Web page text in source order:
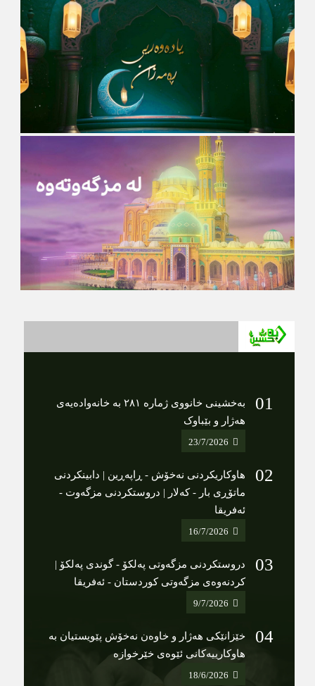
بەخشینی خانووی ژمارە ٢٨١ بە خانەوادەیەی
هەژار و بێباوک
23/7/2026
هاوکاریکردنى نەخۆش - ڕاپەڕین | دابینکردنی
ماتۆڕی بار - کەلار | دروستکردنی مزگەوت -
ئەفریقا
16/7/2026
دروستکردنی مزگەوتی پەلکۆ - گوندی پەلکۆ |
کردنەوەی مزگەوتی کوردستان - ئەفریقا
9/7/2026
خێزانێکی هەژار و خاوەن نەخۆش پێویستیان بە
هاوکارییەکانی ئێوەی خێرخوازە
18/6/2026